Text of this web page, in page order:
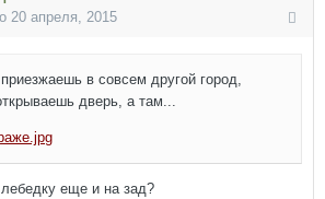
20 апреля, 2015
в совсем другой город,
дверь, а там...
еще и на зад?